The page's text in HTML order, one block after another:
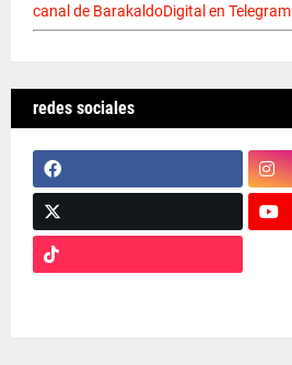
canal de BarakaldoDigital en Telegram
redes sociales